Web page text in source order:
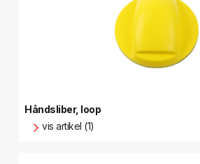
Håndsliber, loop
vis artikel (1)